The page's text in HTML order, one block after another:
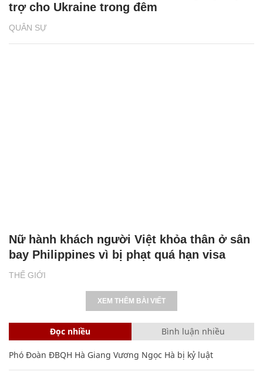
QUÂN SỰ
trợ cho Ukraine trong đêm
THẾ GIỚI
Nữ hành khách người Việt khỏa thân ở sân
bay Philippines vì bị phạt quá hạn visa
XEM THÊM BÀI VIẾT
Đọc nhiều Bình luận nhiều
Phó Đoàn ĐBQH Hà Giang Vương Ngọc Hà bị kỷ luật